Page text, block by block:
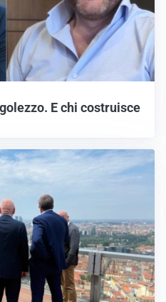
E chi costruisce